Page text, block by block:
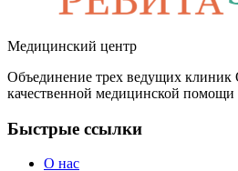
Медицинский центр
Объединение трех ведущих клиник
качественной медицинской помощи
Быстрые ссылки
О нас